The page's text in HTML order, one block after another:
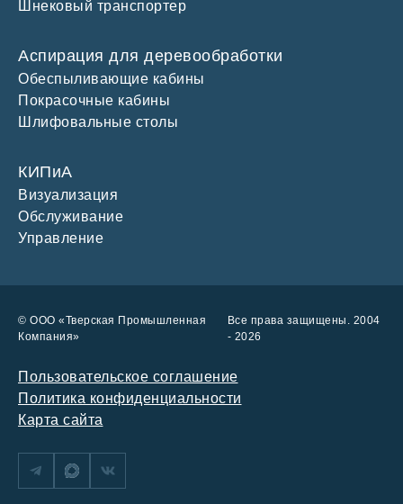
Шнековый транспортер
Аспирация для деревообработки
Обеспыливающие кабины
Покрасочные кабины
Шлифовальные столы
КИПиА
Визуализация
Обслуживание
Управление
© ООО «Тверская Промышленная
Компания»
Все права защищены. 2004
- 2026
Пользовательское соглашение
Политика конфиденциальности
Карта сайта